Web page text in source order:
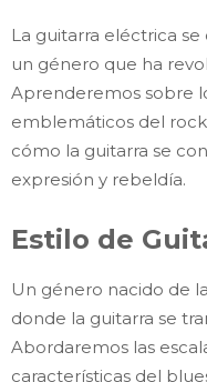
La guitarra eléctrica
un género que ha
Aprenderemos sobre
emblemáticos del
cómo la guitarra se
expresión y rebeldía.
Estilo de
Un género nacido de
donde la guitarra se
Abordaremos las
características del